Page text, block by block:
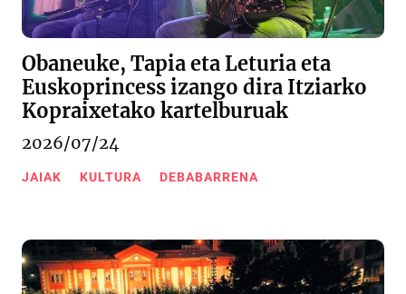
Obaneuke, Tapia eta Leturia eta
Euskoprincess izango dira Itziarko
Kopraixetako kartelburuak
2026/07/24
JAIAK KULTURA DEBABARRENA